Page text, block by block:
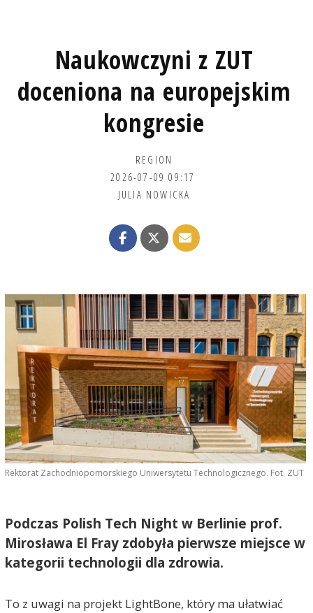
Naukowczyni z ZUT
doceniona na europejskim
kongresie
REGION
2026-07-09 09:17
JULIA NOWICKA
Rektorat Zachodniopomorskiego Uniwersytetu Technologicznego. Fot. ZUT
Podczas Polish Tech Night w Berlinie prof.
Mirosława El Fray zdobyła pierwsze miejsce w
kategorii technologii dla zdrowia.
To z uwagi na projekt LightBone, który ma ułatwiać